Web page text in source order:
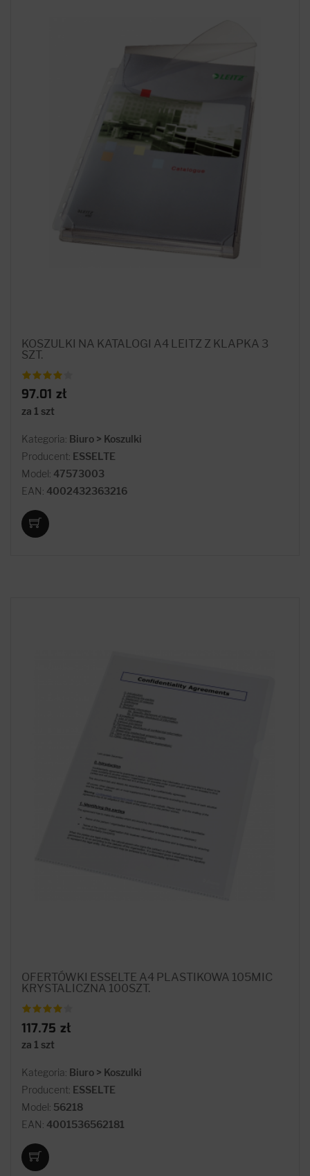
KOSZULKI NA KATALOGI A4 LEITZ Z KLAPKA 3
SZT.
97.01 zł
za 1 szt
Kategoria: Biuro > Koszulki
Producent: ESSELTE
Model: 47573003
EAN: 4002432363216
OFERTÓWKI ESSELTE A4 PLASTIKOWA 105MIC
KRYSTALICZNA 100SZT.
117.75 zł
za 1 szt
Kategoria: Biuro > Koszulki
Producent: ESSELTE
Model: 56218
EAN: 4001536562181